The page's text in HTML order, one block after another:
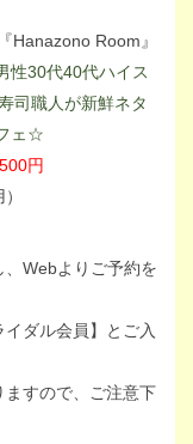
Room』
性30代40代ハイス
司職人が新鮮ネタ
ェ☆
円
Webよりご予約を
ダル会員】とご入
すので、ご注意下